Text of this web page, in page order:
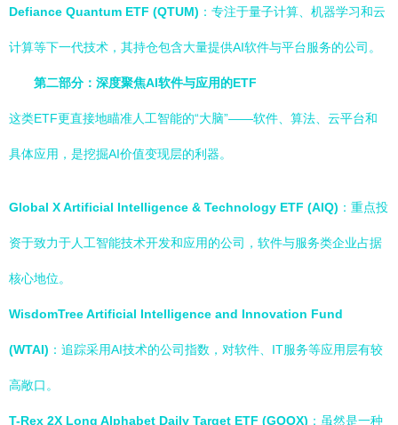
Defiance Quantum ETF (QTUM) ：专注于量子计算、机器学习和云
计算等下一代技术，其持仓包含大量提供AI软件与平台服务的公司。
第二部分：深度聚焦AI软件与应用的ETF
这类ETF更直接地瞄准人工智能的“大脑”——软件、算法、云平台和
具体应用，是挖掘AI价值变现层的利器。
Global X Artificial Intelligence & Technology ETF (AIQ) ：重点投
资于致力于人工智能技术开发和应用的公司，软件与服务类企业占据
核心地位。
WisdomTree Artificial Intelligence and Innovation Fund
(WTAI) ：追踪采用AI技术的公司指数，对软件、IT服务等应用层有较
高敞口。
T-Rex 2X Long Alphabet Daily Target ETF (GOOX) ：虽然是一种